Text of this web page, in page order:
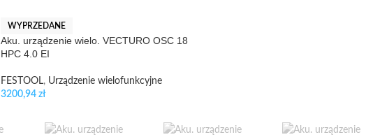
WYPRZEDANE
Aku. urządzenie wielo. VECTURO OSC 18
HPC 4.0 EI
FESTOOL, Urządzenie wielofunkcyjne
3200,94 zł